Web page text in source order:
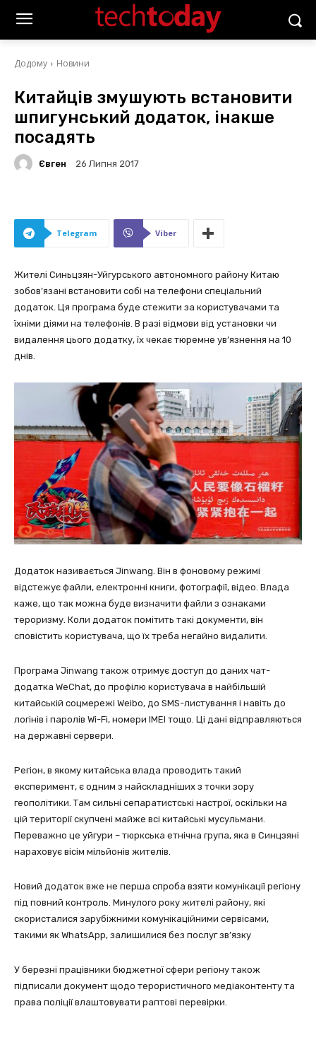
Додому Новини
Китайців змушують встановити
шпигунський додаток, інакше
посадять
Євген 26 Липня 2017
Telegram Viber
Жителі Синьцзян-Уйгурського автономного району Китаю
зобов’язані встановити собі на телефони спеціальний
додаток. Ця програма буде стежити за користувачами та
їхніми діями на телефонів. В разі відмови від установки чи
видалення цього додатку, їх чекає тюремне ув’язнення на 10
днів.
Додаток називається Jinwang. Він в фоновому режимі
відстежує файли, електронні книги, фотографії, відео. Влада
каже, що так можна буде визначити файли з ознаками
тероризму. Коли додаток помітить такі документи, він
сповістить користувача, що їх треба негайно видалити.
Програма Jinwang також отримує доступ до даних чат-
додатка WeChat, до профілю користувача в найбільшій
китайській соцмережі Weibo, до SMS-листування і навіть до
логінів і паролів Wi-Fi, номери IMEI тощо. Ці дані відправляються
на державні сервери.
Регіон, в якому китайська влада проводить такий
експеримент, є одним з найскладніших з точки зору
геополітики. Там сильні сепаратистські настрої, оскільки на
цій території скупчені майже всі китайські мусульмани.
Переважно це уйгури – тюркська етнічна група, яка в Синцзяні
нараховує вісім мільйонів жителів.
Новий додаток вже не перша спроба взяти комунікації регіону
під повний контроль. Минулого року жителі району, які
скористалися зарубіжними комунікаційними сервісами,
такими як WhatsApp, залишилися без послуг зв’язку
У березні працівники бюджетної сфери регіону також
підписали документ щодо терористичного медіаконтенту та
права поліції влаштовувати раптові перевірки.